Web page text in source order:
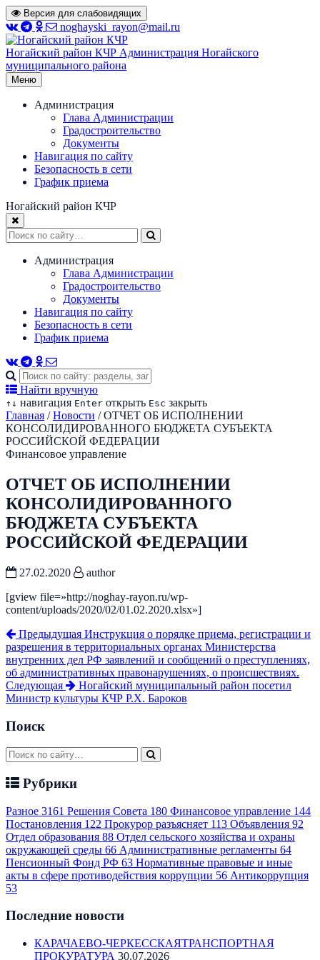
Перейти
к
содержимому
Версия для слабовидящих
noghayski_rayon@mail.ru
Ногайский район КЧР Администрация Ногайского
муниципального района
Меню
Администрация
Глава Администрации
Градостроительство
Документы
Навигация по сайту
Безопасность в сети
График приема
Ногайский район КЧР
Администрация
Глава Администрации
Градостроительство
Документы
Навигация по сайту
Безопасность в сети
График приема
Найти вручную
↑ ↓ навигация Enter открыть Esc закрыть
Главная / Новости / ОТЧЕТ ОБ ИСПОЛНЕНИИ
КОНСОЛИДИРОВАННОГО БЮДЖЕТА СУБЪЕКТА
РОССИЙСКОЙ ФЕДЕРАЦИИ
Финансовое управление
ОТЧЕТ ОБ ИСПОЛНЕНИИ
КОНСОЛИДИРОВАННОГО
БЮДЖЕТА СУБЪЕКТА
РОССИЙСКОЙ ФЕДЕРАЦИИ
27.02.2020
author
[gview file=»http://noghay-rayon.ru/wp-
content/uploads/2020/02/01.02.2020.xlsx»]
Предыдущая Инструкция о порядке приема, регистрации и
разрешения в территориальных органах Министерства
внутренних дел РФ заявлений и сообщений о преступлениях,
об административных правонарушениях, о происшествиях.
Следующая
Ногайский муниципальный район посетил
Министр культуры КЧР Р.Х. Бароков
Поиск
Рубрики
Разное 3161 Решения Совета 180 Финансовое управление 144
Постановления 122 Прокурор разъясняет 113 Объявления 92
Отдел образования 88 Отдел сельского хозяйства и охраны
окружающей среды 66 Административные регламенты 64
Пенсионный Фонд РФ 63 Нормативные правовые и иные
акты в сфере противодействия коррупции 56 Антикоррупция
53
Последние новости
КАРАЧАЕВО-ЧЕРКЕССКАЯТРАНСПОРТНАЯ
ПРОКУРАТУРА 30.07.2026